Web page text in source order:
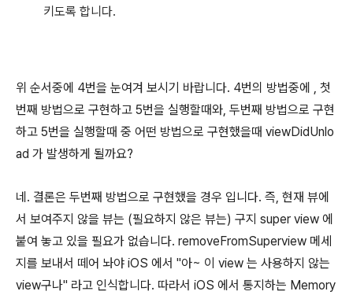
키도록 합니다.
위 순서중에 4번을 눈여겨 보시기 바랍니다. 4번의 방법중에 , 첫
번째 방법으로 구현하고 5번을 실행할때와, 두번째 방법으로 구현
하고 5번을 실행할때 중 어떤 방법으로 구현했을때 viewDidUnlo
ad 가 발생하게 될까요?
네. 결론은 두번째 방법으로 구현했을 경우 입니다. 즉, 현재 뷰에
서 보여주지 않을 뷰는 (필요하지 않은 뷰는) 구지 super view 에
붙여 놓고 있을 필요가 없습니다. removeFromSuperview 메세
지를 보내서 떼어 놔야 iOS 에서 "아~ 이 view 는 사용하지 않는
view구나" 라고 인식합니다. 따라서 iOS 에서 통지하는 Memory